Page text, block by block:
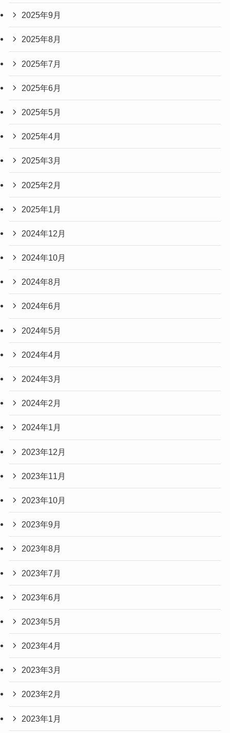
2025年9月
2025年8月
2025年7月
2025年6月
2025年5月
2025年4月
2025年3月
2025年2月
2025年1月
2024年12月
2024年10月
2024年8月
2024年6月
2024年5月
2024年4月
2024年3月
2024年2月
2024年1月
2023年12月
2023年11月
2023年10月
2023年9月
2023年8月
2023年7月
2023年6月
2023年5月
2023年4月
2023年3月
2023年2月
2023年1月